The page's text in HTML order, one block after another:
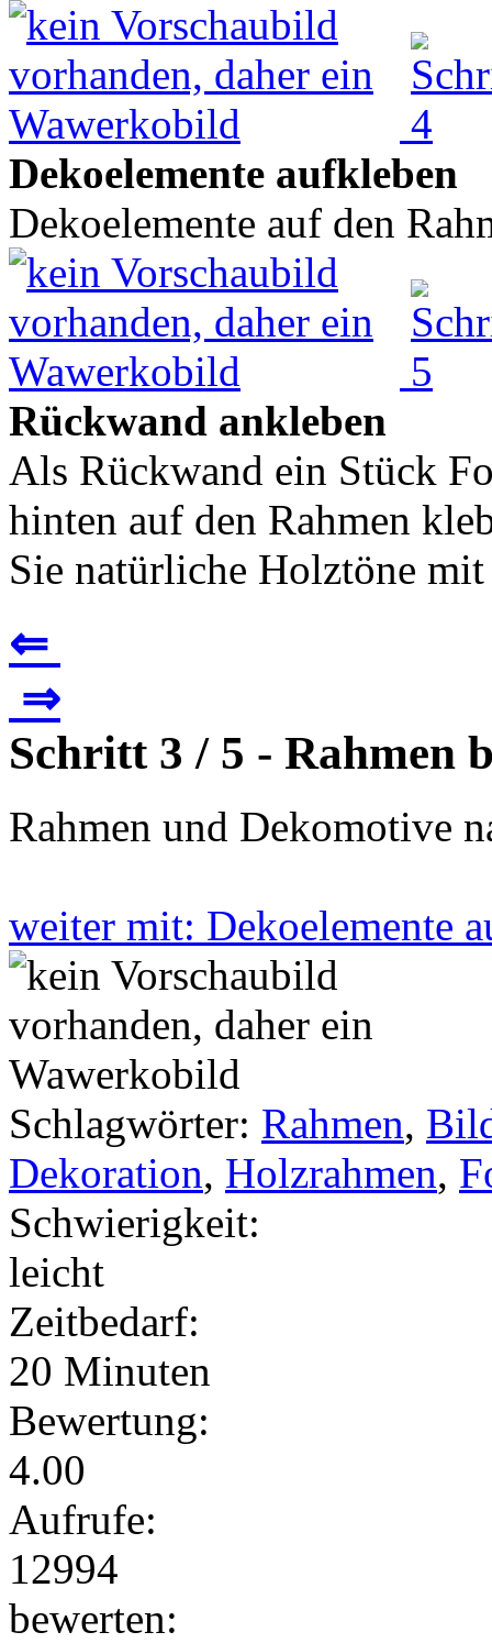
Dekoelemente aufkleben
Dekoelemente auf den
Rückwand ankleben
Als Rückwand ein Stück
hinten auf den Rahmen
Sie natürliche Holztöne
⇐
⇒
Schritt 3 / 5 - Rahmen
Rahmen und Dekomotive
weiter mit: Dekoelemente
Schlagwörter: Rahmen,
Dekoration, Holzrahmen,
Schwierigkeit:
leicht
Zeitbedarf:
20 Minuten
Bewertung:
4.00
Aufrufe:
12994
bewerten: